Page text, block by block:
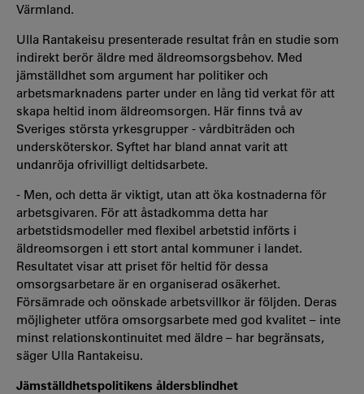
Värmland.
Ulla Rantakeisu presenterade resultat från en studie som
indirekt berör äldre med äldreomsorgsbehov. Med
jämställdhet som argument har politiker och
arbetsmarknadens parter under en lång tid verkat för att
skapa heltid inom äldreomsorgen. Här finns två av
Sveriges största yrkesgrupper - vårdbiträden och
undersköterskor. Syftet har bland annat varit att
undanröja ofrivilligt deltidsarbete.
- Men, och detta är viktigt, utan att öka kostnaderna för
arbetsgivaren. För att åstadkomma detta har
arbetstidsmodeller med flexibel arbetstid införts i
äldreomsorgen i ett stort antal kommuner i landet.
Resultatet visar att priset för heltid för dessa
omsorgsarbetare är en organiserad osäkerhet.
Försämrade och oönskade arbetsvillkor är följden. Deras
möjligheter utföra omsorgsarbete med god kvalitet – inte
minst relationskontinuitet med äldre – har begränsats,
säger Ulla Rantakeisu.
Jämställdhetspolitikens åldersblindhet